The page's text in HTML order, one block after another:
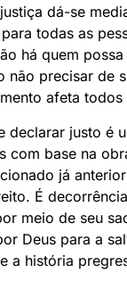
dá-se
todas as
há quem
não precisar de
afeta todos
declarar justo é
com base na
já
É
meio de seu
Deus para a
a história